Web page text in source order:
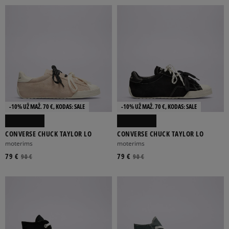
-10% UŽ MAŽ. 70 €, KODAS: SALE
CONVERSE CHUCK TAYLOR LO
moterims
90 €
79 €
-10% UŽ MAŽ. 70 €, KODAS: SALE
CONVERSE CHUCK TAYLOR LO
moterims
90 €
79 €